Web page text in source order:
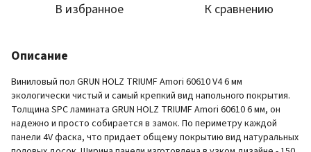
В избранное К сравнению
Описание
Виниловый пол GRUN HOLZ TRIUMF Amori 60610 V4 6 мм
экологически чистый и самый крепкий вид напольного покрытия.
Толщина SPC ламината GRUN HOLZ TRIUMF Amori 60610 6 мм, он
надежно и просто собирается в замок. По периметру каждой
панели 4V фаска, что придает общему покрытию вид натуральных